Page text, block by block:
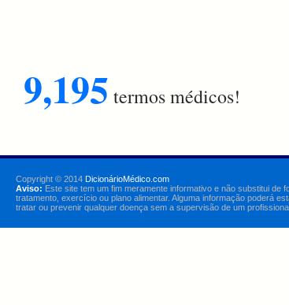
9,195 termos médicos!
Copyright © 2014 DicionárioMédico.com
Aviso: Este site tem um fim meramente informativo e não substitui
tratamento, exercício ou plano alimentar. Alguma informação poderá
tratar ou prevenir qualquer doença sem a supervisão de um